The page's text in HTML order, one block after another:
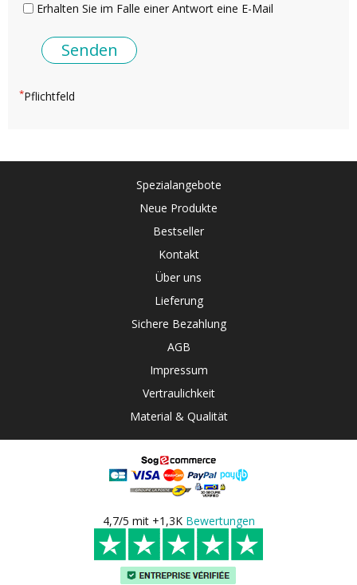
Erhalten Sie im Falle einer Antwort eine E-Mail
*Pflichtfeld
Spezialangebote
Neue Produkte
Bestseller
Kontakt
Über uns
Lieferung
Sichere Bezahlung
AGB
Impressum
Vertraulichkeit
Material & Qualität
4,7/5 mit +1,3K Bewertungen